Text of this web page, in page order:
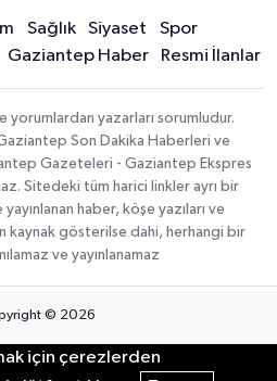
Sağlık Siyaset
Spor
Gaziantep Haber Resmi İlanlar
yorumlardan yazarları sorumludur.
Son Dakika Haberleri ve
Gazeteleri - Gaziantep Ekspres
Sitedeki tüm harici linkler ayrı bir
haber, köşe yazıları ve
kaynak gösterilse dahi, herhangi bir
ve yayınlanamaz
© 2026
için çerezlerden